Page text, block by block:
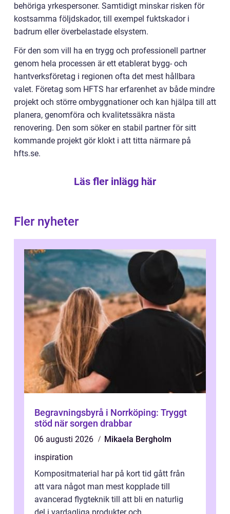
behöriga yrkespersoner. Samtidigt minskar risken för
kostsamma följdskador, till exempel fuktskador i
badrum eller överbelastade elsystem.
För den som vill ha en trygg och professionell partner
genom hela processen är ett etablerat bygg- och
hantverksföretag i regionen ofta det mest hållbara
valet. Företag som HFTS har erfarenhet av både mindre
projekt och större ombyggnationer och kan hjälpa till att
planera, genomföra och kvalitetssäkra nästa
renovering. Den som söker en stabil partner för sitt
kommande projekt gör klokt i att titta närmare på
hfts.se.
Läs fler inlägg här
Fler nyheter
Begravningsbyrå i Norrköping: Tryggt
stöd när sorgen drabbar
06 augusti 2026
Mikaela Bergholm
inspiration
Kompositmaterial har på kort tid gått från
att vara något man mest kopplade till
avancerad flygteknik till att bli en naturlig
del i vardagliga produkter och